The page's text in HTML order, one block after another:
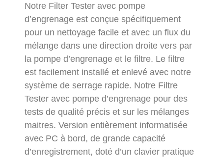
Notre Filter Tester avec pompe
d’engrenage est conçue spécifiquement
pour un nettoyage facile et avec un flux du
mélange dans une direction droite vers par
la pompe d’engrenage et le filtre. Le filtre
est facilement installé et enlevé avec notre
système de serrage rapide. Notre Filtre
Tester avec pompe d’engrenage pour des
tests de qualité précis et sur les mélanges
maitres. Version entièrement informatisée
avec PC à bord, de grande capacité
d’enregistrement, doté d’un clavier pratique